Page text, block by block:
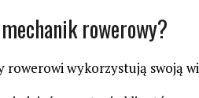
rowerowy?
rowerowi wykorzystują swoją